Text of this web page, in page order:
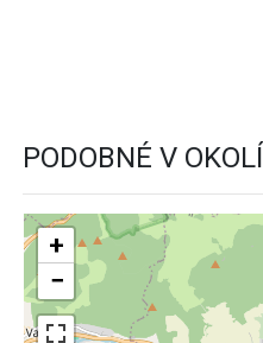
PODOBNÉ V OKOLÍ
+
−